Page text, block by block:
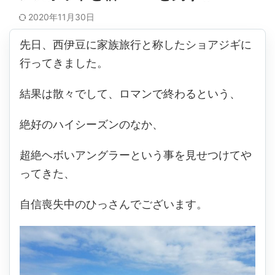
2020年11月30日
先日、西伊豆に家族旅行と称したショアジギに
行ってきました。
結果は散々でして、ロマンで終わるという、
絶好のハイシーズンのなか、
超絶ヘボいアングラーという事を見せつけてや
ってきた、
自信喪失中のひっさんでございます。